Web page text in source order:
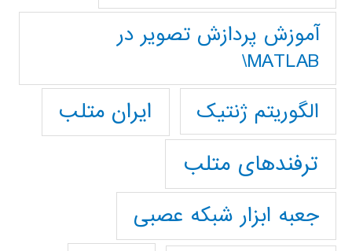
آموزش پردازش تصوير در
MATLAB\
الگوریتم ژنتیک
ایران متلب
ترفندهای متلب
جعبه ابزار شبکه عصبی